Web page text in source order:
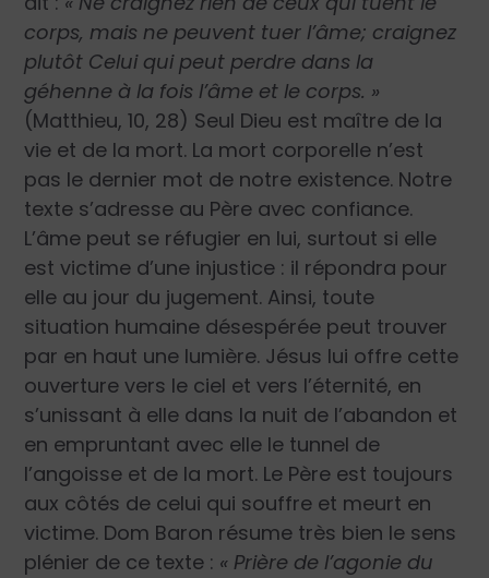
corps, mais ne peuvent tuer l’âme; craignez
plutôt Celui qui peut perdre dans la
géhenne à la fois l’âme et le corps. »
(Matthieu, 10, 28) Seul Dieu est maître de la
vie et de la mort. La mort corporelle n’est
pas le dernier mot de notre existence. Notre
texte s’adresse au Père avec confiance.
L’âme peut se réfugier en lui, surtout si elle
est victime d’une injustice : il répondra pour
elle au jour du jugement. Ainsi, toute
situation humaine désespérée peut trouver
par en haut une lumière. Jésus lui offre cette
ouverture vers le ciel et vers l’éternité, en
s’unissant à elle dans la nuit de l’abandon et
en empruntant avec elle le tunnel de
l’angoisse et de la mort. Le Père est toujours
aux côtés de celui qui souffre et meurt en
victime. Dom Baron résume très bien le sens
plénier de ce texte : « Prière de l’agonie du